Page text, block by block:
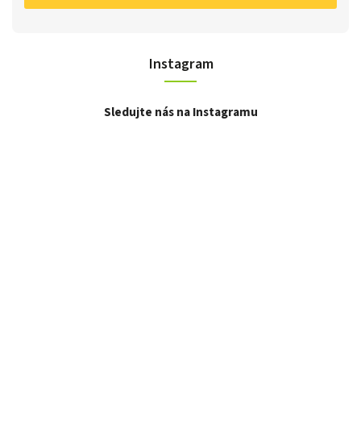
Instagram
Sledujte nás na Instagramu